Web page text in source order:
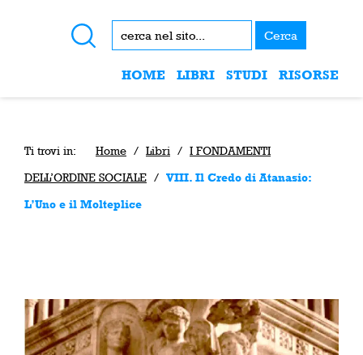
Cerca
HOME LIBRI STUDI RISORSE
Ti trovi in: Home / Libri / I FONDAMENTI
DELL’ORDINE SOCIALE / VIII. Il Credo di Atanasio:
L’Uno e il Molteplice